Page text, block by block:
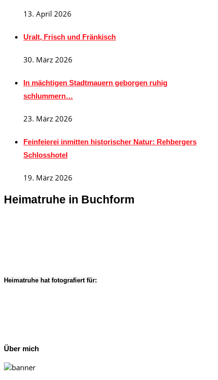
13. April 2026
Uralt, Frisch und Fränkisch
30. März 2026
In mächtigen Stadtmauern geborgen ruhig
schlummern…
23. März 2026
Feinfeierei inmitten historischer Natur: Rehbergers
Schlosshotel
19. März 2026
Heimatruhe in Buchform
Heimatruhe hat fotografiert für:
Über mich